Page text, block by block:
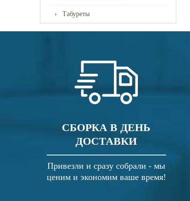
Табуреты
СБОРКА В ДЕНЬ
ДОСТАВКИ
Привезли и сразу собрали - мы
ценим и экономим ваше время!